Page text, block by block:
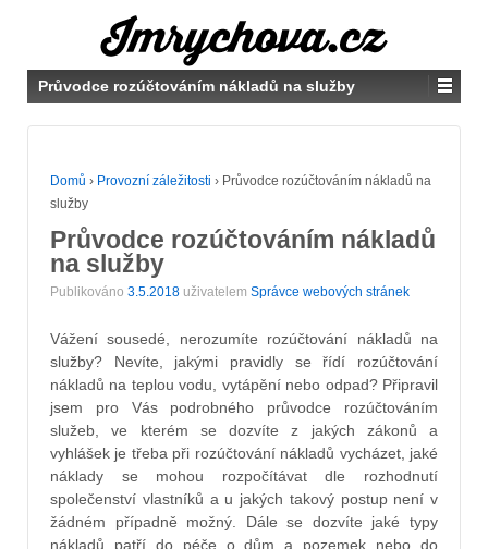
Průvodce rozúčtováním nákladů na služby
Domů › Provozní záležitosti › Průvodce rozúčtováním nákladů na
služby
Průvodce rozúčtováním nákladů
na služby
Publikováno 3.5.2018 uživatelem Správce webových stránek
Vážení sousedé, nerozumíte rozúčtování nákladů na
služby? Nevíte, jakými pravidly se řídí rozúčtování
nákladů na teplou vodu, vytápění nebo odpad? Připravil
jsem pro Vás podrobného průvodce rozúčtováním
služeb, ve kterém se dozvíte z jakých zákonů a
vyhlášek je třeba při rozúčtování nákladů vycházet, jaké
náklady se mohou rozpočítávat dle rozhodnutí
společenství vlastníků a u jakých takový postup není v
žádném případně možný. Dále se dozvíte jaké typy
nákladů patří do péče o dům a pozemek nebo do